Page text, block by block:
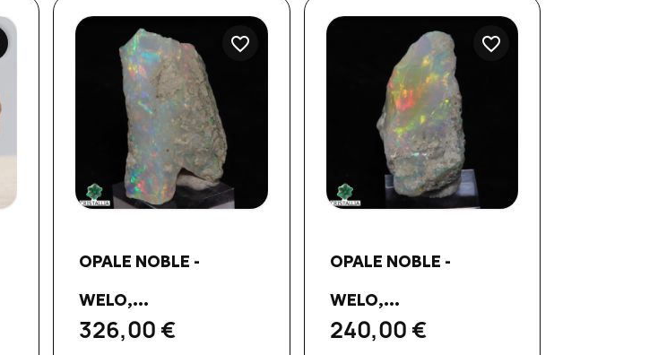
OPALE NOBLE -
WELO,...
326,00 €
favorite_border
OPALE NOBLE -
WELO,...
240,00 €
favorite_border